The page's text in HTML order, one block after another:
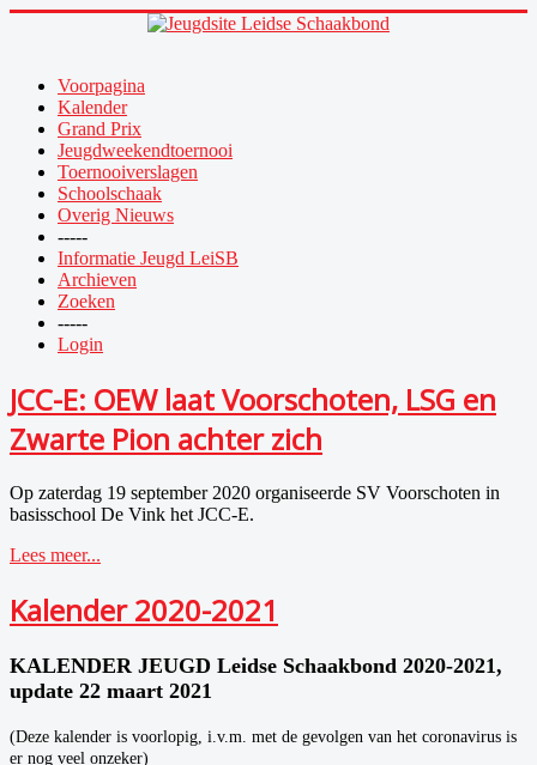
Voorpagina
Kalender
Grand Prix
Jeugdweekendtoernooi
Toernooiverslagen
Schoolschaak
Overig Nieuws
-----
Informatie Jeugd LeiSB
Archieven
Zoeken
-----
Login
JCC-E: OEW laat Voorschoten, LSG en
Zwarte Pion achter zich
Op zaterdag 19 september 2020 organiseerde SV Voorschoten in
basisschool De Vink het JCC-E.
Lees meer...
Kalender 2020-2021
KALENDER JEUGD Leidse Schaakbond 2020-2021,
update 22 maart 2021
(Deze kalender is voorlopig, i.v.m. met de gevolgen van het coronavirus is
er nog veel onzeker)